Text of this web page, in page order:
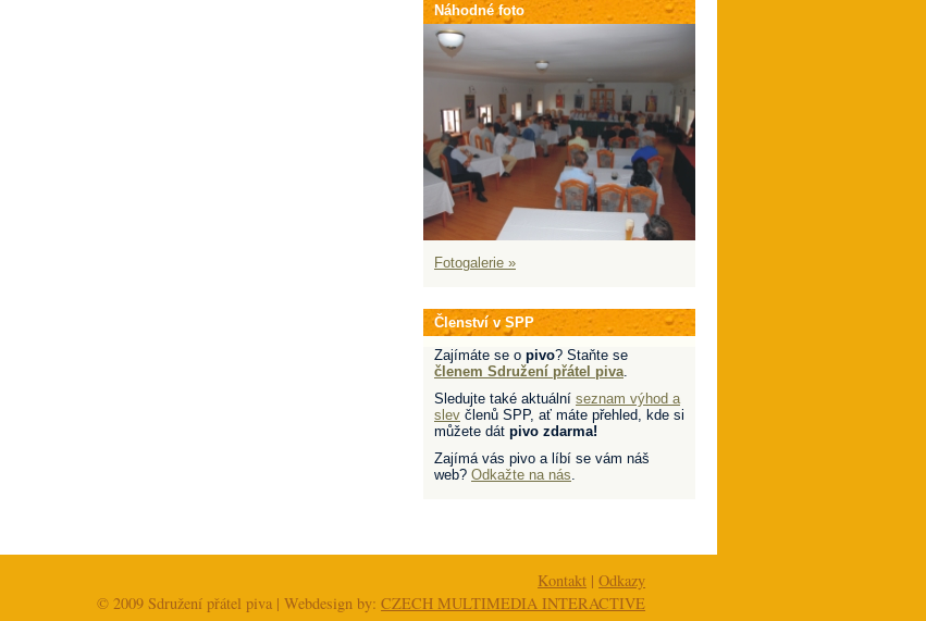
Náhodné foto
Fotogalerie »
Členství v SPP
Zajímáte se o pivo? Staňte se
členem Sdružení přátel piva.
Sledujte také aktuální seznam výhod a
slev členů SPP, ať máte přehled, kde si
můžete dát pivo zdarma!
Zajímá vás pivo a líbí se vám náš
web? Odkažte na nás.
Kontakt |Odkazy
© 2009 Sdružení přátel piva | Webdesign by:CZECH MULTIMEDIA INTERACTIVE